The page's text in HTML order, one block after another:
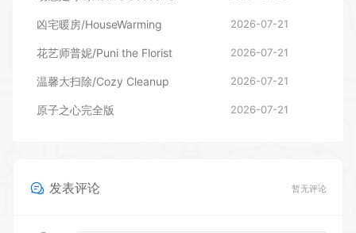
凶宅暖房/HouseWarming 2026-07-21
花艺师普妮/Puni the Florist 2026-07-21
温馨大扫除/Cozy Cleanup 2026-07-21
原子之心完全版 2026-07-21
发表评论 暂无评论